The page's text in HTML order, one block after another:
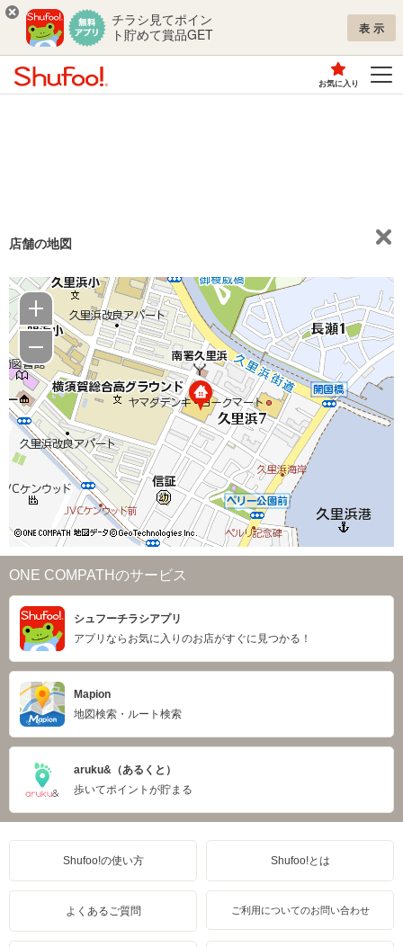
チラシ見てポイン
ト貯めて賞品GET
表示
お気に入り
店舗の地図
ONE COMPATHのサービス
シュフーチラシアプリ
アプリならお気に入りのお店がすぐに見つかる！
Mapion
地図検索・ルート検索
aruku&（あるくと）
歩いてポイントが貯まる
Shufoo!の使い方 Shufoo!とは
よくあるご質問 ご利用についてのお問い合わせ